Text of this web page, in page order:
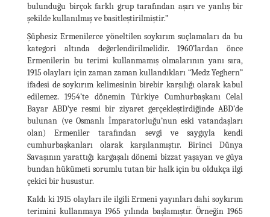
bulunduğu birçok farklı grup tarafından aşırı ve yanlış bir
şekilde kullanılmış ve basitleştirilmiştir.”
Şüphesiz Ermenilerce yöneltilen soykırım suçlamaları da bu
kategori altında değerlendirilmelidir. 1960’lardan önce
Ermenilerin bu terimi kullanmamış olmalarının yanı sıra,
1915 olayları için zaman zaman kullandıkları “Medz Yeghern”
ifadesi de soykırım kelimesinin birebir karşılığı olarak kabul
edilemez. 1954’te dönemin Türkiye Cumhurbaşkanı Celal
Bayar ABD’ye resmi bir ziyaret gerçekleştirdiğinde ABD’de
bulunan (ve Osmanlı İmparatorluğu’nun eski vatandaşları
olan) Ermeniler tarafından sevgi ve saygıyla kendi
cumhurbaşkanları olarak karşılanmıştır. Birinci Dünya
Savaşının yarattığı kargaşalı dönemi bizzat yaşayan ve güya
bundan hükümeti sorumlu tutan bir halk için bu oldukça ilgi
çekici bir husustur.
Kaldı ki 1915 olayları ile ilgili Ermeni yayınları dahi soykırım
terimini kullanmaya 1965 yılında başlamıştır. Örneğin 1965